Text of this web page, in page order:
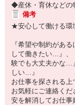
◆産休・育休などの
備考
★安心して働ける
『希望や制約があ
して働きたい…』、
験でも大丈夫かな…
しい…』
お仕事を探される
お気軽にご連絡く
安を解消してお仕事